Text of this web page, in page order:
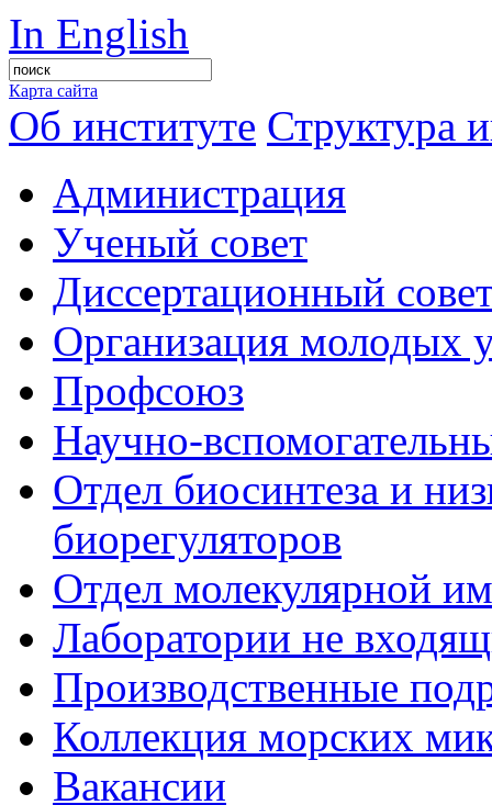
In English
Карта сайта
Об институте Структура
Администрация
Ученый совет
Диссертационный
Организация молодых
Профсоюз
Научно-
Отдел биосинтеза и
биорегуляторов
Отдел молекулярной
Лаборатории не
Производственные
Коллекция морских
Вакансии